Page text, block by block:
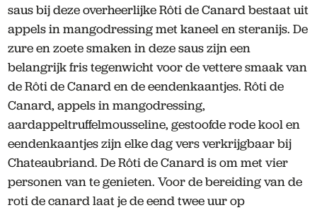
saus bij deze overheerlijke Rôti de Canard bestaat uit
appels in mangodressing met kaneel en steranijs. De
zure en zoete smaken in deze saus zijn een
belangrijk fris tegenwicht voor de vettere smaak van
de Rôti de Canard en de eendenkaantjes. Rôti de
Canard, appels in mangodressing,
aardappeltruffelmousseline, gestoofde rode kool en
eendenkaantjes zijn elke dag vers verkrijgbaar bij
Chateaubriand. De Rôti de Canard is om met vier
personen van te genieten. Voor de bereiding van de
roti de canard laat je de eend twee uur op